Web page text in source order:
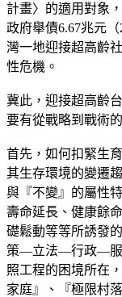
計畫〉的適用對象
政府舉債6.67兆元
灣一地迎接超高齡
性危機。
冀此，迎接超高齡
要有從戰略到戰術
首先，如何扣緊生
其生存環境的變遷
與『不變』的屬性
壽命延長、健康餘
礎鬆動等等所誘發
策—立法—行政—服
照工程的困境所在
家庭』、『極限村